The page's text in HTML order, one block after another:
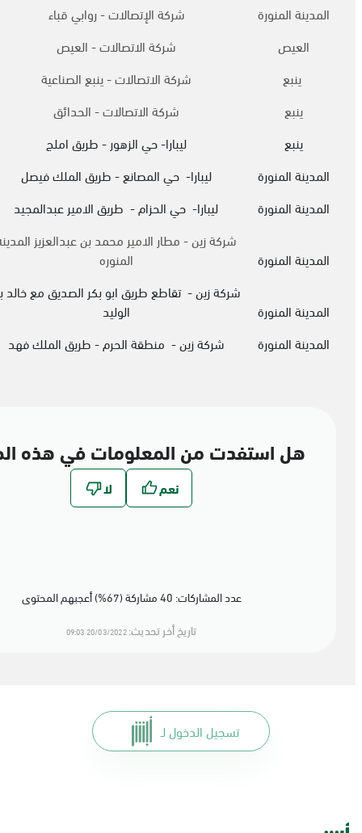
المدينة المنورة
شركة الإتصالات - روابي قباء
العيص
شركة الاتصالات - العيص
ينبع
شركة الاتصالات - ينبع الصناعية
ينبع
شركة الاتصالات - الحدائق
ينبع
ليبارا- حي الزهور - طريق املج
المدينة المنورة
ليبارا- حي المصانع - طريق الملك فيصل
المدينة المنورة
ليبارا- حي الحزام - طريق الامير عبدالمجيد
المدينة المنورة
شركة زين - مطار الامير محمد بن عبدالعزيز
المنوره
المدينة المنورة
شركة زين - تقاطع طريق ابو بكر الصديق مع خالد
الوليد
المدينة المنورة
شركة زين - منطقة الحرم - طريق الملك فهد
هل استفدت من المعلومات في هذه
عدد المشاركات: 40 مشاركة (67%) أعجبهم المحتوى
تاريخ أخر تحديث:20/03/2022 09:03
تسجيل الدخول لـ